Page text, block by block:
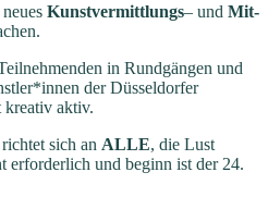
Kunstvermittlungs– und Mit-
in Rundgängen und
der Düsseldorfer
kreativ aktiv.
sich an ALLE, die Lust
erforderlich und beginn ist der 24.